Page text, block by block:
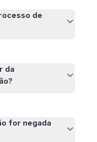
de
da
for negada